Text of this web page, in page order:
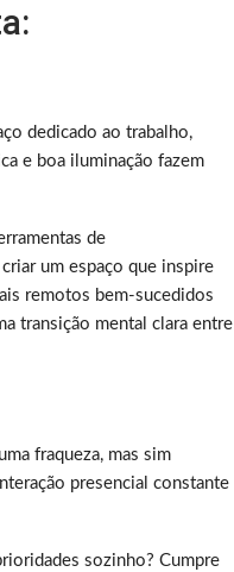
dedicado ao trabalho,
e boa iluminação fazem
de
um espaço que inspire
remotos bem-sucedidos
transição mental clara entre
fraqueza, mas sim
presencial constante
sozinho? Cumpre